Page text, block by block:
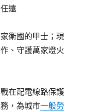
遠
衛國的甲士；現
、守護萬家燈火
在配電線路保護
，為城市一般勞